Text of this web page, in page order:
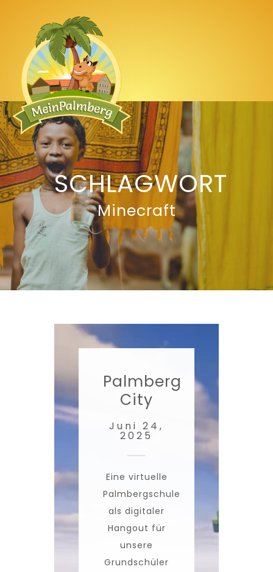
SCHLAGWORT
Minecraft
Palmberg
City
Juni 24,
2025
Eine virtuelle
Palmbergschule
als digitaler
Hangout für
unsere
Grundschüler